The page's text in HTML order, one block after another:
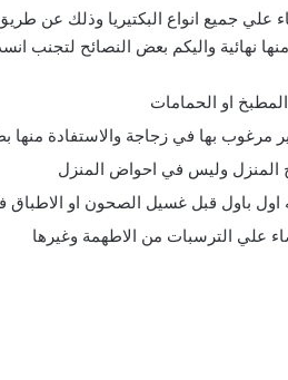
علي جميع انواع البكتيريا وذلك عن
نهائية واليكم بعض النصائح لتجنب
او الحمامات
مرغوب بها في زجاجة والاستفادة
المنزل وليس في احواض المنزل
اول باول قبل غسيل الصحون او الاطباق
علي الترسبات من الاطهمة وغيرها